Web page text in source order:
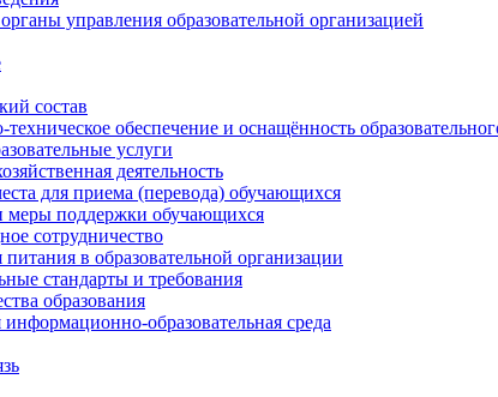
управления образовательной организацией
состав
обеспечение и оснащённость
услуги
деятельность
для приема (перевода) обучающихся
меры поддержки обучающихся
сотрудничество
в образовательной организации
стандарты и требования
образования
образовательная среда